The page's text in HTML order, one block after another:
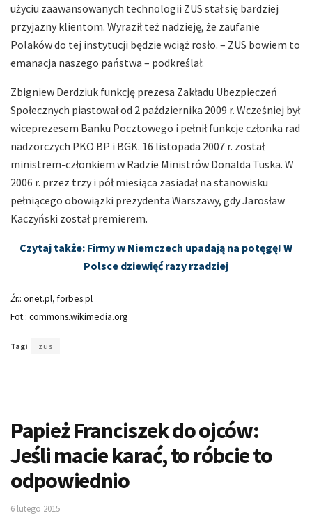
użyciu zaawansowanych technologii ZUS stał się bardziej
przyjazny klientom. Wyraził też nadzieję, że zaufanie
Polaków do tej instytucji będzie wciąż rosło. – ZUS bowiem to
emanacja naszego państwa – podkreślał.
Zbigniew Derdziuk funkcję prezesa Zakładu Ubezpieczeń
Społecznych piastował od 2 października 2009 r. Wcześniej był
wiceprezesem Banku Pocztowego i pełnił funkcje członka rad
nadzorczych PKO BP i BGK. 16 listopada 2007 r. został
ministrem-członkiem w Radzie Ministrów Donalda Tuska. W
2006 r. przez trzy i pół miesiąca zasiadał na stanowisku
pełniącego obowiązki prezydenta Warszawy, gdy Jarosław
Kaczyński został premierem.
Czytaj także: Firmy w Niemczech upadają na potęgę! W
Polsce dziewięć razy rzadziej
Źr.: onet.pl, forbes.pl
Fot.: commons.wikimedia.org
Tagi zus
Papież Franciszek do ojców:
Jeśli macie karać, to róbcie to
odpowiednio
6 lutego 2015